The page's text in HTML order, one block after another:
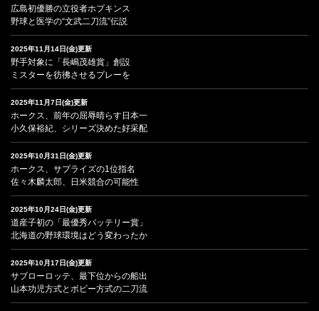
広島初優勝の立役者ホプキンス
野球と医学の“文武二刀流”伝説
2025年11月14日(金)更新
野手対象に「長嶋茂雄賞」創設
ミスターを彷彿させるプレーを
2025年11月7日(金)更新
ホークス、前年の屈辱晴らす日本一
小久保裕紀、シリーズ決めた好采配
2025年10月31日(金)更新
ホークス、サプライズの1位指名
佐々木麟太郎、日米競合の可能性
2025年10月24日(金)更新
道産子初の「最優秀バッテリー賞」
北海道の野球環境はどう変わったか
2025年10月17日(金)更新
サブローロッテ、最下位からの船出
山本功児方式とボビー方式の二刀流